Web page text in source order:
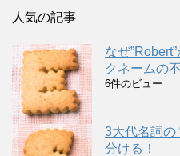
人気の記事
なぜ
クネームの
6件のビュー
3大代名詞の
分ける！